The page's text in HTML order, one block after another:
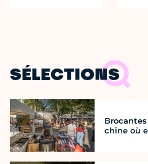
SÉLECTIONS
chine où